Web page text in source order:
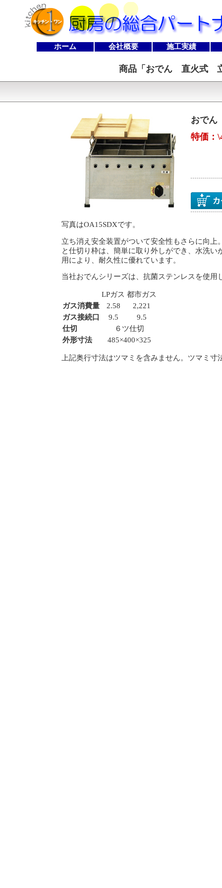
ホーム 会社概要 施工実績
商品「 おでん 直火式 立
おでん
特価：
写真はOA15SDXです。
立ち消え安全装置がついて安全性もさらに向
と仕切り枠は、簡単に取り外しができ、水洗
用により、耐久性に優れています。
当社おでんシリーズは、抗菌ステンレスを使用
LPガス 都市ガス
ガス消費量
2.58
2,221
ガス接続口
9.5
9.5
仕切
６ツ仕切
外形寸法
485×400×325
上記奥行寸法はツマミを含みません。ツマミ寸